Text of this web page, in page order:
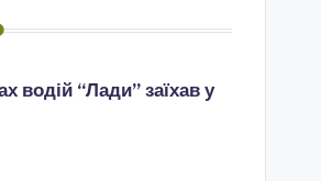
водій “Лади” заїхав у